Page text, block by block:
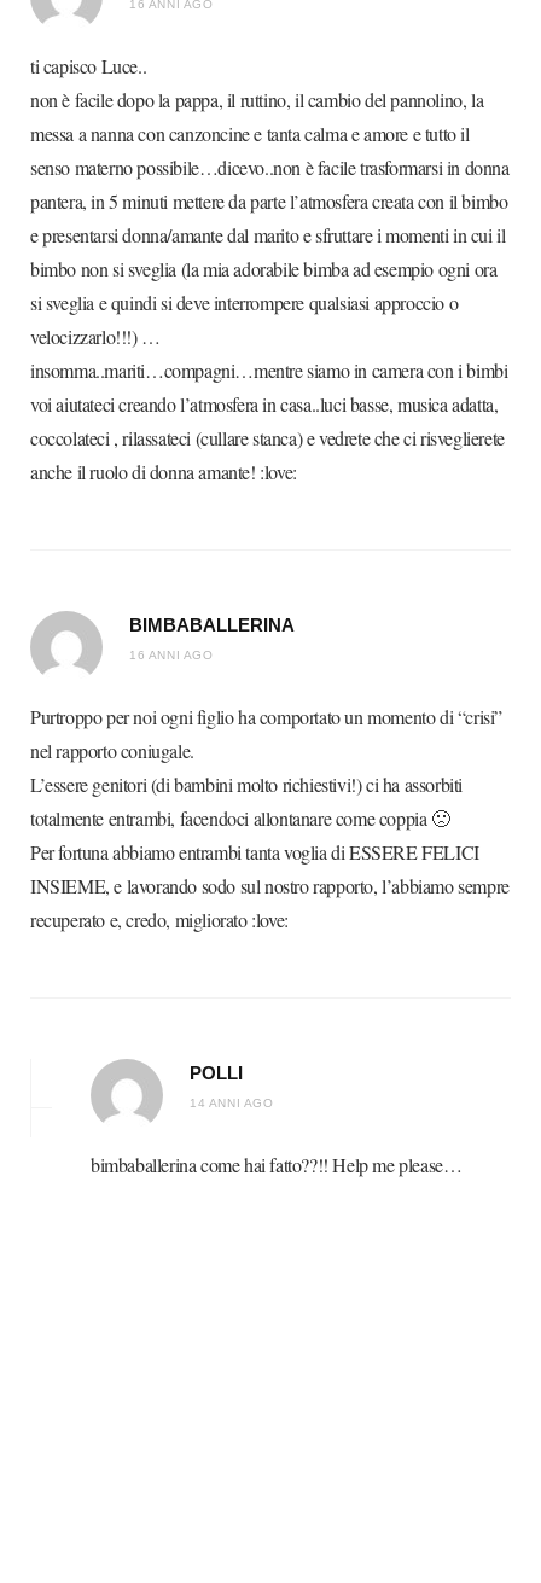
16 ANNI AGO
ti capisco Luce..
non è facile dopo la pappa, il ruttino, il cambio del pannolino, la
messa a nanna con canzoncine e tanta calma e amore e tutto il
senso materno possibile…dicevo..non è facile trasformarsi in donna
pantera, in 5 minuti mettere da parte l’atmosfera creata con il bimbo
e presentarsi donna/amante dal marito e sfruttare i momenti in cui il
bimbo non si sveglia (la mia adorabile bimba ad esempio ogni ora
si sveglia e quindi si deve interrompere qualsiasi approccio o
velocizzarlo!!!) …
insomma..mariti…compagni…mentre siamo in camera con i bimbi
voi aiutateci creando l’atmosfera in casa..luci basse, musica adatta,
coccolateci , rilassateci (cullare stanca) e vedrete che ci risveglierete
anche il ruolo di donna amante! :love:
BIMBABALLERINA
16 ANNI AGO
Purtroppo per noi ogni figlio ha comportato un momento di “crisi”
nel rapporto coniugale.
L’essere genitori (di bambini molto richiestivi!) ci ha assorbiti
totalmente entrambi, facendoci allontanare come coppia 🙁
Per fortuna abbiamo entrambi tanta voglia di ESSERE FELICI
INSIEME, e lavorando sodo sul nostro rapporto, l’abbiamo sempre
recuperato e, credo, migliorato :love:
POLLI
14 ANNI AGO
bimbaballerina come hai fatto??!! Help me please…